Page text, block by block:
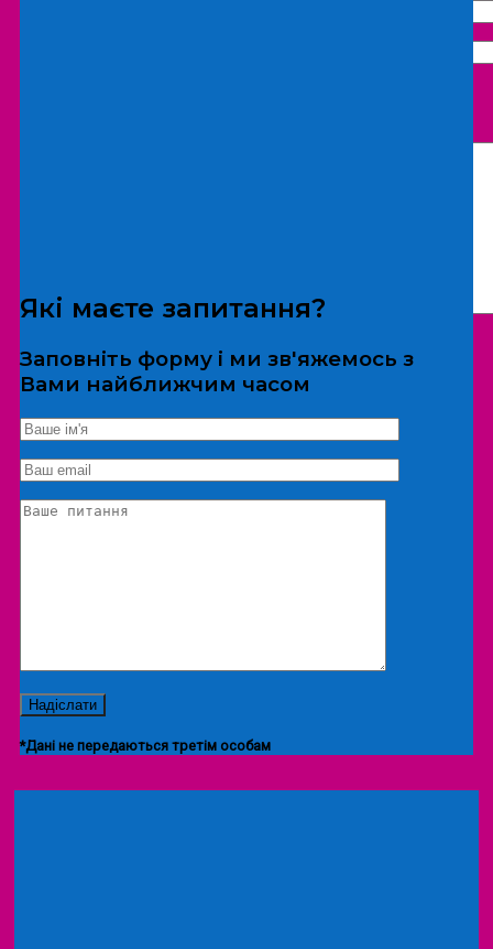
*Дані не передаються третім особам
Екскурсія/локація
Які маєте запитання?
Заповніть форму і ми зв'яжемось з
Вами найближчим часом
*Дані не передаються третім особам